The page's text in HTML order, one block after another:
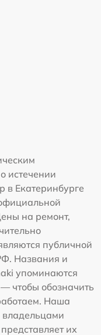
истечении
в Екатеринбурге
на ремонт,
публичной
Названия и
упоминаются
чтобы обозначить
Наша
их